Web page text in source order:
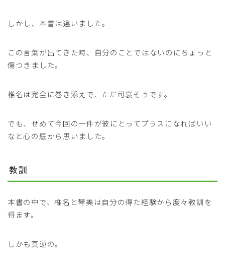
しかし、本書は違いました。
この言葉が出てきた時、自分のことではないのにちょっと
傷つきました。
椎名は完全に巻き添えで、ただ可哀そうです。
でも、せめて今回の一件が彼にとってプラスになればいい
なと心の底から思いました。
教訓
本書の中で、椎名と琴美は自分の得た経験から度々教訓を
得ます。
しかも真逆の。